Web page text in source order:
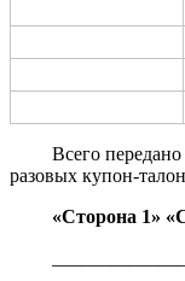
Всего
разовых купон-
«Сторона 1»